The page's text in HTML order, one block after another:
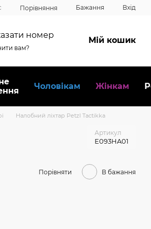
Порівняння Бажання Вхід
номер
вам?
Мій кошик
Чоловікам Жінкам
Налобний ліхтар Petzl Tactikka
Артикул
E093HA01
Порівняти В бажання